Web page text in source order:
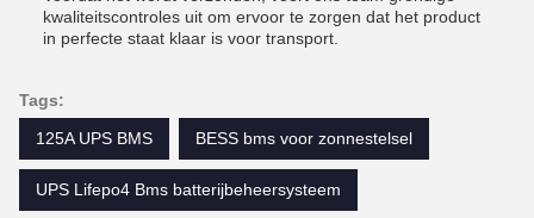
kwaliteitscontroles uit om ervoor te zorgen dat het product
in perfecte staat klaar is voor transport.
Tags:
125A UPS BMS
BESS bms voor zonnestelsel
UPS Lifepo4 Bms batterijbeheersysteem